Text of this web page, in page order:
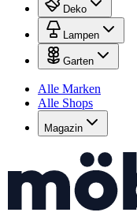
Deko
Lampen
Garten
Alle Marken
Alle Shops
Magazin